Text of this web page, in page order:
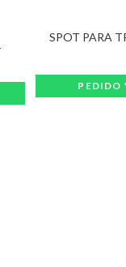
SPOT PARA
PEDIDO